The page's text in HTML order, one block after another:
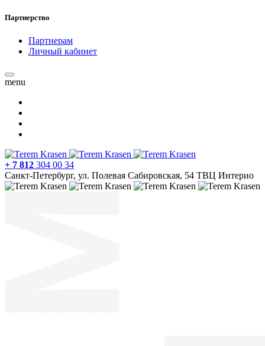
Партнерство
Партнерам
Личный кабинет
menu
+ 7 812 304 00 34
Санкт-Петербург, ул. Полевая Сабировская, 54 ТВЦ Интерио